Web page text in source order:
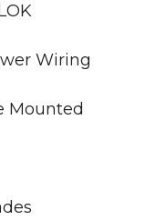
Wiring
Mounted